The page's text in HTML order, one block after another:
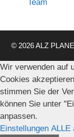
Team
© 2026 ALZ
Wir verwenden auf
Cookies
stimmen Sie der
können Sie unter
anpassen.
Einstellungen ALLE